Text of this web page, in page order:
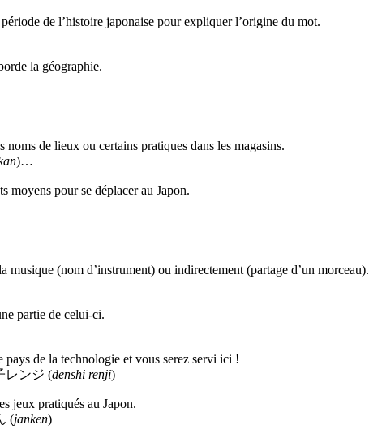
de l’histoire japonaise pour expliquer l’origine du mot.
la géographie.
noms de lieux ou certains pratiques dans les magasins.
)…
moyens pour se déplacer au Japon.
musique (nom d’instrument) ou indirectement (partage d’un morceau).
partie de celui-ci.
pays de la technologie et vous serez servi ici !
レンジ (denshi renji)
jeux pratiqués au Japon.
(janken)